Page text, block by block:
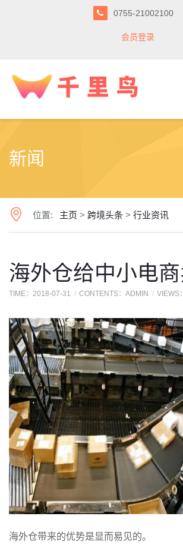
0755-21002100
会员登录
新闻
位置: 主页 > 跨境头条 > 行业资讯
TIME：2018-07-31 CONTENTS：ADMIN VIEWS：
海外仓带来的优势是显而易见的。